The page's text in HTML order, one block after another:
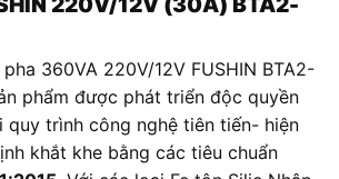
360VA 220V/12V FUSHIN BTA2-
phẩm được phát triển độc quyền
quy trình công nghệ tiên tiến- hiện
khắt khe bằng các tiêu chuẩn